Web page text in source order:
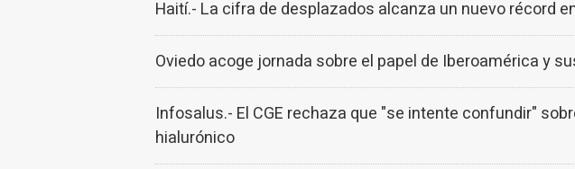
Haití.- La cifra de desplazados alcanza un nuevo récord
Oviedo acoge jornada sobre el papel de Iberoamérica y
Infosalus.- El CGE rechaza que "se intente confundir"
hialurónico